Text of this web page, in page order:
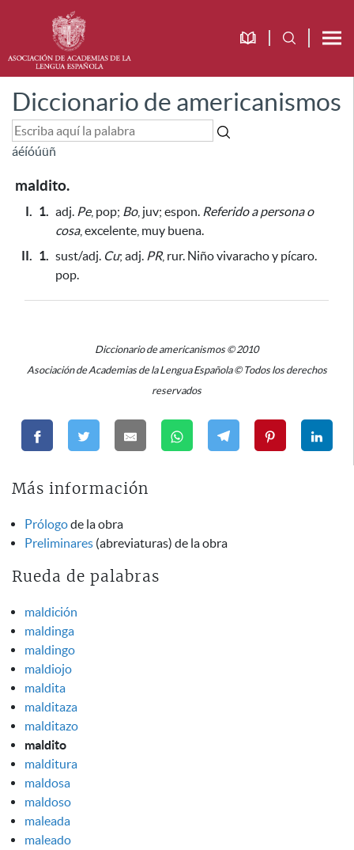
Diccionario de americanismos
áéíóúüñ
maldito.
I. 1. adj. Pe, pop; Bo, juv; espon. Referido a persona o
cosa, excelente, muy buena.
II. 1. sust/adj. Cu; adj. PR, rur. Niño vivaracho y pícaro.
pop.
Diccionario de americanismos © 2010
Asociación de Academias de la Lengua Española © Todos los derechos
reservados
Más información
Prólogode la obra
Preliminares (abreviaturas) de la obra
Rueda de palabras
maldición
maldinga
maldingo
maldiojo
maldita
malditaza
malditazo
maldito
malditura
maldosa
maldoso
maleada
maleado